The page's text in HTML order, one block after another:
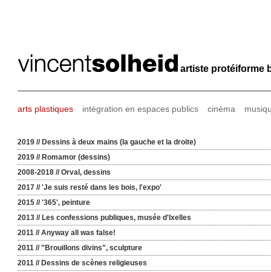
artiste protéiforme
arts plastiques intégration en espaces publics cinéma
2019 // Dessins à deux mains (la gauche et la droite)
2019 // Romamor (dessins)
2008-2018 // Orval, dessins
2017 // 'Je suis resté dans les bois, l'expo'
2015 // '365', peinture
2013 // Les confessions publiques, musée d'Ixelles
2011 // Anyway all was false!
2011 // "Brouillons divins", sculpture
2011 // Dessins de scènes religieuses